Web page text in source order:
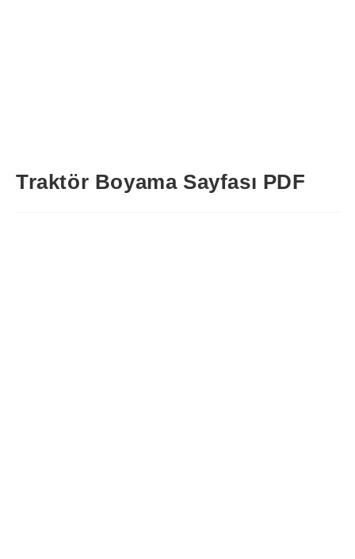
Traktör Boyama Sayfası PDF